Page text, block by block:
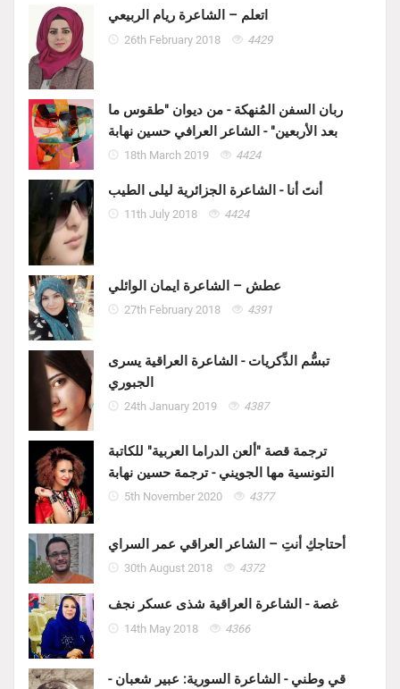
اتعلم – الشاعرة ريام الربيعي
26th February 2018 4429
ربان السفن المُنهكة - من ديوان "طقوس ما
بعد الأربعين" - الشاعر العرافي حسين نهابة
18th March 2019 4424
أنتَ أنا - الشاعرة الجزائرية ليلى الطيب
11th July 2018 4424
عطش – الشاعرة ايمان الوائلي
27th February 2018 4391
تبسُّم الذِّكريات - الشاعرة العراقية يسرى
الجبوري
24th January 2019 4387
ترجمة قصة "ألعن الدراما العربية" للكاتبة
التونسية مها الجويني - ترجمة حسين نهابة
5th November 2020 4377
أحتاجكِ أنتِ – الشاعر العراقي عمر السراي
30th August 2018 4372
غصة - الشاعرة العراقية شذى عسكر نجف
14th May 2018 4366
قي وطني - الشاعرة السورية: عبير شعبان -